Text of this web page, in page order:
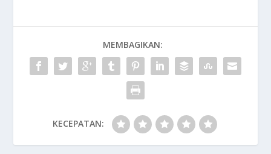
MEMBAGIKAN:
KECEPATAN: